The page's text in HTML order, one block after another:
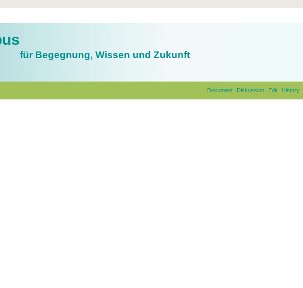
für Begegnung, Wissen und Zukunft
Dokument Diskussion Edit History